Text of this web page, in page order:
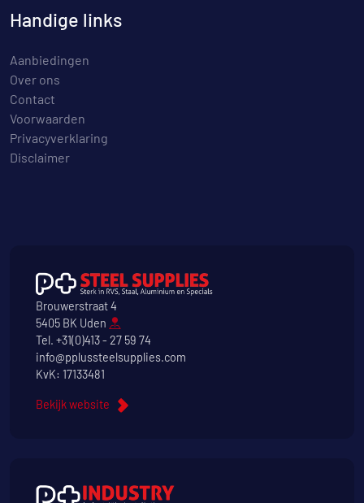
Handige links
Aanbiedingen
Over ons
Contact
Voorwaarden
Privacyverklaring
Disclaimer
Brouwerstraat 4
5405 BK Uden
Tel. +31(0)413 - 27 59 74
info@pplussteelsupplies.com
KvK: 17133481
Bekijk website